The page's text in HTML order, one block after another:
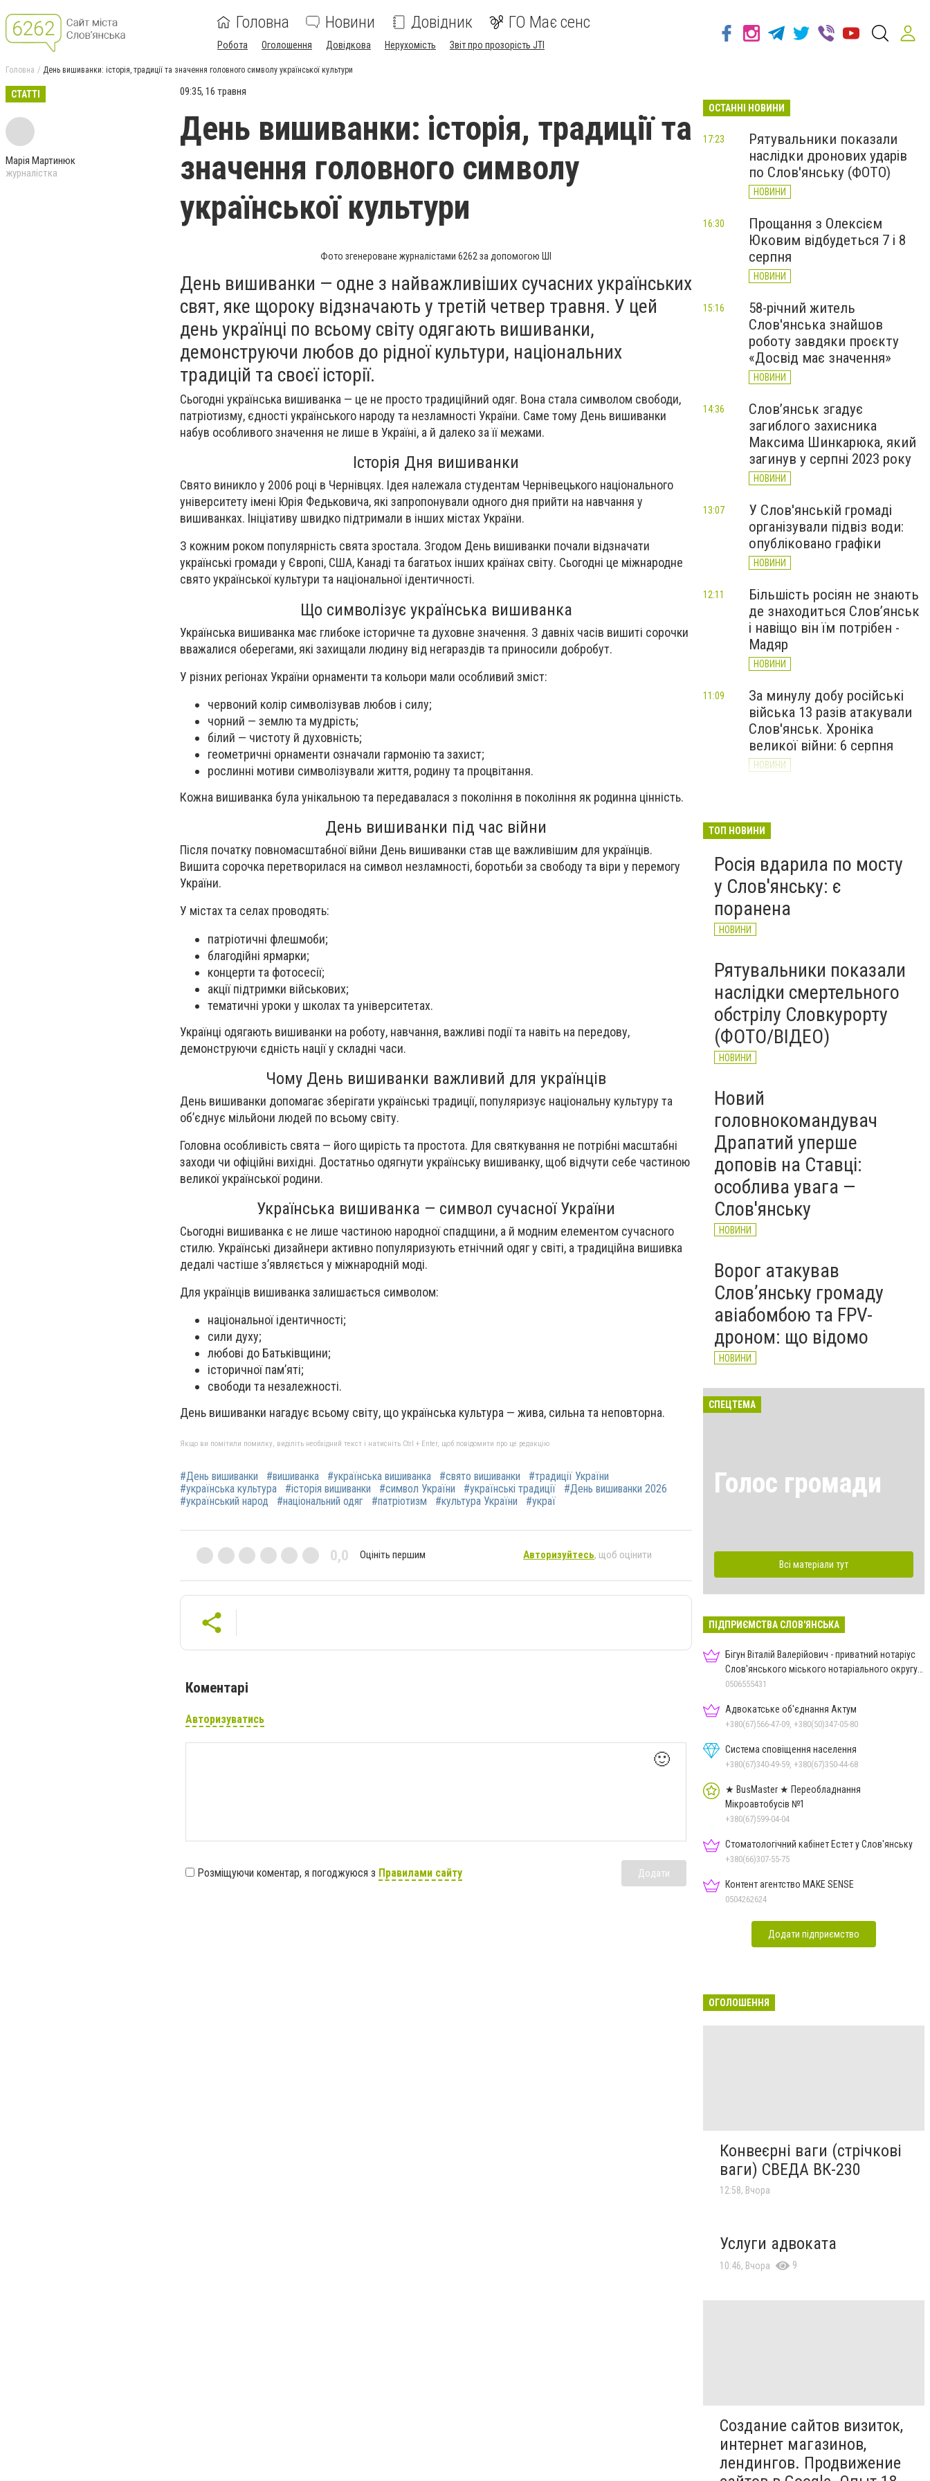
Головна Новини Довідник ГО Має сенс
Робота Оголошення Довідкова Нерухомість Звіт про прозорість JTI
Головна День вишиванки: історія, традиції та значення головного символу української культури
СТАТТІ
Марія Мартинюк
журналістка
09:35, 16 травня
День вишиванки: історія, традиції та
значення головного символу
української культури
Фото згенероване журналістами 6262 за допомогою ШІ
День вишиванки — одне з найважливіших сучасних українських
свят, яке щороку відзначають у третій четвер травня. У цей
день українці по всьому світу одягають вишиванки,
демонструючи любов до рідної культури, національних
традицій та своєї історії.
Сьогодні українська вишиванка — це не просто традиційний одяг. Вона стала символом свободи,
патріотизму, єдності українського народу та незламності України. Саме тому День вишиванки
набув особливого значення не лише в Україні, а й далеко за її межами.
Історія Дня вишиванки
Свято виникло у 2006 році в Чернівцях. Ідея належала студентам Чернівецького національного
університету імені Юрія Федьковича, які запропонували одного дня прийти на навчання у
вишиванках. Ініціативу швидко підтримали в інших містах України.
З кожним роком популярність свята зростала. Згодом День вишиванки почали відзначати
українські громади у Європі, США, Канаді та багатьох інших країнах світу. Сьогодні це міжнародне
свято української культури та національної ідентичності.
Що символізує українська вишиванка
Українська вишиванка має глибоке історичне та духовне значення. З давніх часів вишиті сорочки
вважалися оберегами, які захищали людину від негараздів та приносили добробут.
У різних регіонах України орнаменти та кольори мали особливий зміст:
червоний колір символізував любов і силу;
чорний — землю та мудрість;
білий — чистоту й духовність;
геометричні орнаменти означали гармонію та захист;
рослинні мотиви символізували життя, родину та процвітання.
Кожна вишиванка була унікальною та передавалася з покоління в покоління як родинна цінність.
День вишиванки під час війни
Після початку повномасштабної війни День вишиванки став ще важливішим для українців.
Вишита сорочка перетворилася на символ незламності, боротьби за свободу та віри у перемогу
України.
У містах та селах проводять:
патріотичні флешмоби;
благодійні ярмарки;
концерти та фотосесії;
акції підтримки військових;
тематичні уроки у школах та університетах.
Українці одягають вишиванки на роботу, навчання, важливі події та навіть на передову,
демонструючи єдність нації у складні часи.
Чому День вишиванки важливий для українців
День вишиванки допомагає зберігати українські традиції, популяризує національну культуру та
об’єднує мільйони людей по всьому світу.
Головна особливість свята — його щирість та простота. Для святкування не потрібні масштабні
заходи чи офіційні вихідні. Достатньо одягнути українську вишиванку, щоб відчути себе частиною
великої української родини.
Українська вишиванка — символ сучасної України
Сьогодні вишиванка є не лише частиною народної спадщини, а й модним елементом сучасного
стилю. Українські дизайнери активно популяризують етнічний одяг у світі, а традиційна вишивка
дедалі частіше з’являється у міжнародній моді.
Для українців вишиванка залишається символом:
національної ідентичності;
сили духу;
любові до Батьківщини;
історичної пам’яті;
свободи та незалежності.
День вишиванки нагадує всьому світу, що українська культура — жива, сильна та неповторна.
Якщо ви помітили помилку, виділіть необхідний текст і натисніть Ctrl + Enter, щоб повідомити про це редакцію
#День вишиванки #вишиванка #українська вишиванка #свято вишиванки
#традиції України
#українська культура
#історія вишиванки #символ України #українські традиції
#День вишиванки 2026
#український народ
#національний одяг #патріотизм #культура України #украї
0,0 Оцініть першим Авторизуйтесь, щоб оцінити
Коментарі
Авторизуватись
🙂
Розміщуючи коментар, я погоджуюся з Правилами сайту Додати
ОСТАННІ НОВИНИ
Рятувальники показали
наслідки дронових ударів
по Слов'янську (ФОТО)
НОВИНИ
17:23
Прощання з Олексієм
Юковим відбудеться 7 і 8
серпня
НОВИНИ
16:30
58-річний житель
Слов'янська знайшов
роботу завдяки проєкту
«Досвід має значення»
НОВИНИ
15:16
Слов’янськ згадує
загиблого захисника
Максима Шинкарюка, який
загинув у серпні 2023 року
НОВИНИ
14:36
У Слов'янській громаді
організували підвіз води:
опубліковано графіки
НОВИНИ
13:07
Більшість росіян не знають
де знаходиться Слов’янськ
і навіщо він їм потрібен -
Мадяр
НОВИНИ
12:11
За минулу добу російські
війська 13 разів атакували
Слов'янськ. Хроніка
великої війни: 6 серпня
НОВИНИ
11:09
Донецькоблгаз припиняє
районів
НОВИНИ
ТОП НОВИНИ
Росія вдарила по мосту
у Слов'янську: є
поранена
НОВИНИ
Рятувальники показали
наслідки смертельного
обстрілу Словкурорту
(ФОТО/ВІДЕО)
НОВИНИ
Новий
головнокомандувач
Драпатий уперше
доповів на Ставці:
особлива увага —
Слов'янську
НОВИНИ
Ворог атакував
Слов’янську громаду
авіабомбою та FPV-
дроном: що відомо
НОВИНИ
СПЕЦТЕМА
Голос громади
Всі матеріали тут
ПІДПРИЄМСТВА СЛОВ'ЯНСЬКА
Бігун Віталій Валерійович - приватний нотаріус
Слов'янського міського нотаріального округу
Дон.обл.
0506555431
Адвокатське об'єднання Актум
+380(67)566-47-09, +380(50)347-05-80
Система сповіщення населення
+380(67)340-49-59, +380(67)350-44-68
★ BusMaster ★ Переобладнання
Мікроавтобусів №1
+380(67)599-04-04
Стоматологічний кабінет Естет у Слов'янську
+380(66)307-55-75
Контент агентство MAKE SENSE
0504262624
Додати підприємство
ОГОЛОШЕННЯ
Конвеєрні ваги (стрічкові
ваги) СВЕДА ВК-230
12:58, Вчора
Услуги адвоката
10:46, Вчора 9
Создание сайтов визиток,
интернет магазинов,
лендингов. Продвижение